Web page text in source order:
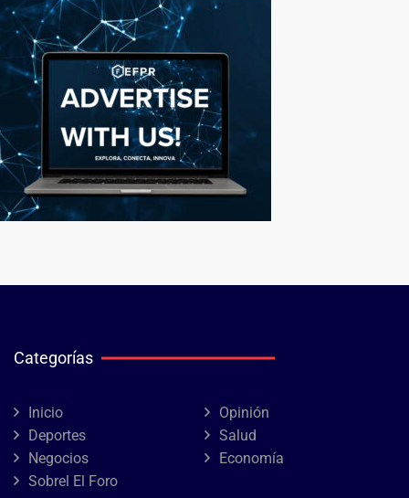
Categorías
Inicio
Opinión
Deportes
Salud
Negocios
Economía
Sobrel El Foro